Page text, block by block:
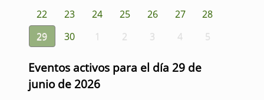
22
23 24 25 26 27
28
29
30 1 2 3 4 5
Eventos activos para el día 29 de
junio de 2026